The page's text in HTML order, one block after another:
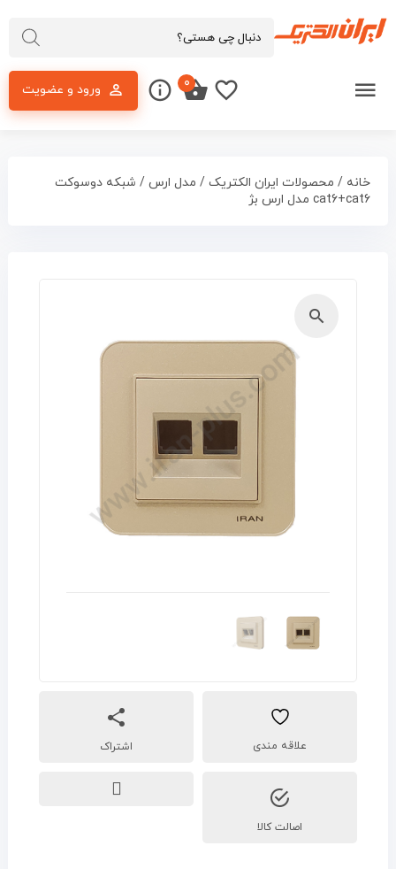
ورود و عضویت ۰
خانه / محصولات ایران الکتریک/ مدل ارس/ شبکه دوسوکت
cat6+cat6 مدل ارس بژ
اشتراک
اصالت کالا